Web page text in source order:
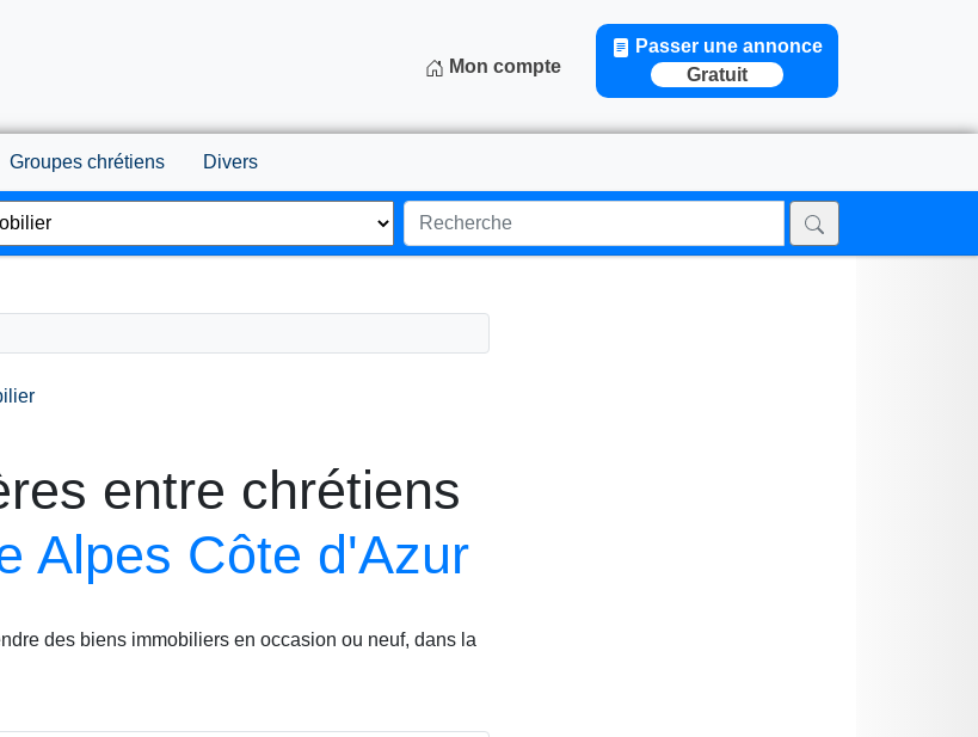
Mon compte
Passer une annonce
Gratuit
Groupes chrétiens Divers
entre chrétiens
Alpes Côte d'Azur
des biens immobiliers en occasion ou neuf, dans la